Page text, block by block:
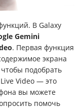
В Galaxy
Gemini
. Первая функция
экрана
подобрать
Video — это
вы можете
помочь